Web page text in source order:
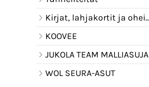
Kirjat, lahjakortit ja oheistuotteet
KOOVEE
JUKOLA TEAM MALLIASUJA
WOL SEURA-ASUT